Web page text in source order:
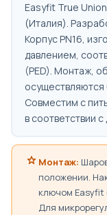
Easyfit True
(Италия).
Корпус PN16,
давлением,
(PED). Монтаж,
осуществляются
Совместим с
в соответствии
Монтаж:
положении.
ключом Easyfit
Для